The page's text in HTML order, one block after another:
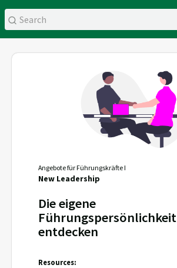
Angebote für Führungskräfte I
New Leadership
Die eigene
Führungspersönlichkeit
entdecken
Resources: